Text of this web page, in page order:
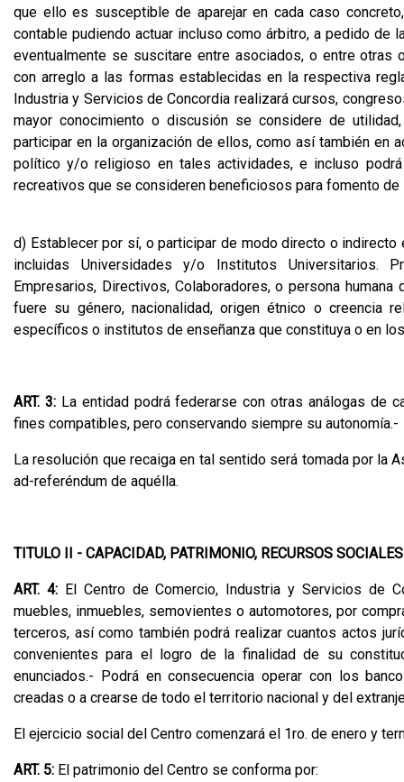
que ello es susceptible de aparejar en cada caso
contable pudiendo actuar incluso como árbitro, a pedido de
eventualmente se suscitare entre asociados, o entre otras
con arreglo a las formas establecidas en la respectiva
Industria y Servicios de Concordia realizará cursos,
mayor conocimiento o discusión se considere de
participar en la organización de ellos, como así también en
político y/o religioso en tales actividades, e incluso
recreativos que se consideren beneficiosos para fomento
d) Establecer por sí, o participar de modo directo o
incluidas Universidades y/o Institutos Universitarios.
Empresarios, Directivos, Colaboradores, o persona
fuere su género, nacionalidad, origen étnico o creencia
específicos o institutos de enseñanza que constituya o en
ART. 3:La entidad podrá federarse con otras análogas de
fines compatibles, pero conservando siempre su autonomía.-
La resolución que recaiga en tal sentido será tomada por la
ad-referéndum de aquélla.
TITULO II - CAPACIDAD, PATRIMONIO, RECURSOS SOCIALES
ART. 4:El Centro de Comercio, Industria y Servicios de
muebles, inmuebles, semovientes o automotores, por
terceros, así como también podrá realizar cuantos actos
convenientes para el logro de la finalidad de su
enunciados.- Podrá en consecuencia operar con los
creadas o a crearse de todo el territorio nacional y del
El ejercicio social del Centro comenzará el 1ro. de enero y
ART. 5: El patrimonio del Centro se conforma por: